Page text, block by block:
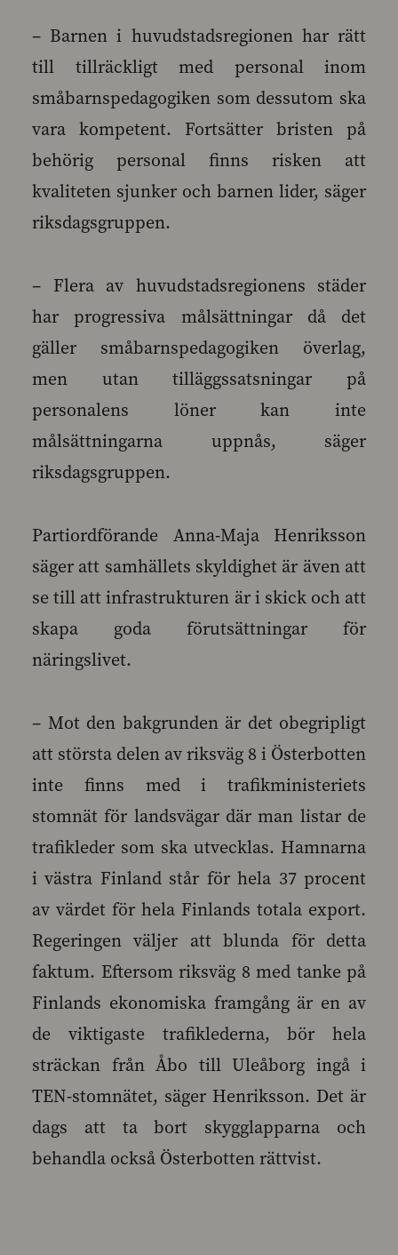
– Barnen i huvudstadsregionen har rätt
till tillräckligt med personal inom
småbarnspedagogiken som dessutom ska
vara kompetent. Fortsätter bristen på
behörig personal finns risken att
kvaliteten sjunker och barnen lider, säger
riksdagsgruppen.
– Flera av huvudstadsregionens städer
har progressiva målsättningar då det
gäller småbarnspedagogiken överlag,
men utan tilläggssatsningar på
personalens löner kan inte
målsättningarna uppnås, säger
riksdagsgruppen.
Partiordförande Anna-Maja Henriksson
säger att samhällets skyldighet är även att
se till att infrastrukturen är i skick och att
skapa goda förutsättningar för
näringslivet.
– Mot den bakgrunden är det obegripligt
att största delen av riksväg 8 i Österbotten
inte finns med i trafikministeriets
stomnät för landsvägar där man listar de
trafikleder som ska utvecklas. Hamnarna
i västra Finland står för hela 37 procent
av värdet för hela Finlands totala export.
Regeringen väljer att blunda för detta
faktum. Eftersom riksväg 8 med tanke på
Finlands ekonomiska framgång är en av
de viktigaste trafiklederna, bör hela
sträckan från Åbo till Uleåborg ingå i
TEN-stomnätet, säger Henriksson. Det är
dags att ta bort skygglapparna och
behandla också Österbotten rättvist.